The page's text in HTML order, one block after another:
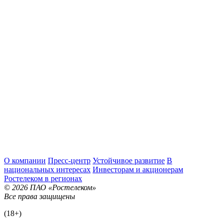
О компании Пресс-центр Устойчивое развитие В
национальных интересах Инвесторам и акционерам
Ростелеком в регионах
© 2026 ПАО «Ростелеком»
Все права защищены
(18+)